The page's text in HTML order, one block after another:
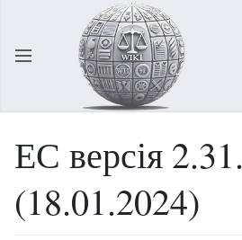
Відкрити головне меню
ЕС версія
(18.01.2024)